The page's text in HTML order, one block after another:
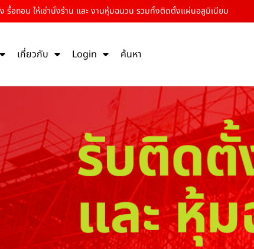
อถอน ให้เช่านั่งร้าน และ งานหุ้มฉนวน รวมทั้งติดตั้งแผ่นอลูมิเนียม
เกี่ยวกับ Login ค้นหา